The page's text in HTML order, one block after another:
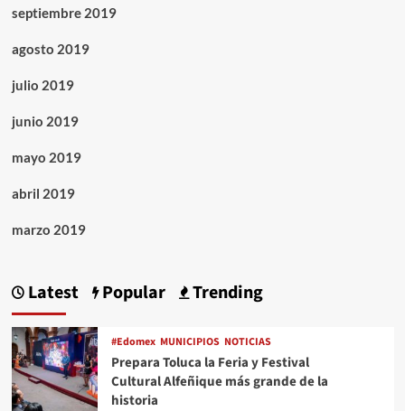
septiembre 2019
agosto 2019
julio 2019
junio 2019
mayo 2019
abril 2019
marzo 2019
Latest Popular Trending
#Edomex MUNICIPIOS NOTICIAS
Prepara Toluca la Feria y Festival
Cultural Alfeñique más grande de la
historia